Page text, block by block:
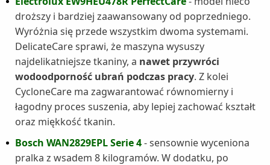
droższy i bardziej zaawansowany od poprzedniego.
Wyróżnia się przede wszystkim dwoma systemami.
DelicateCare sprawi, że maszyna wysuszy
najdelikatniejsze tkaniny, a nawet przywróci
wodoodporność ubrań podczas pracy. Z kolei
CycloneCare ma zagwarantować równomierny i
łagodny proces suszenia, aby lepiej zachować kształt
oraz miękkość tkanin.
Bosch WAN2829EPL Serie 4- sensownie wyceniona
pralka z wsadem 8 kilogramów. W dodatku, po